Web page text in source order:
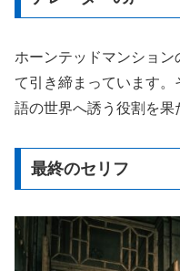
ホーンテッドマンショ
て引き締まっています
語の世界へ誘う役割を果
最終のセリフ